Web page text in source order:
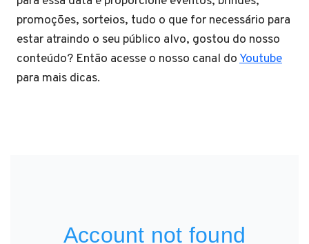
promoções, sorteios, tudo o que for necessário para
estar atraindo o seu público alvo, gostou do nosso
conteúdo? Então acesse o nosso canal doYoutube
para mais dicas.